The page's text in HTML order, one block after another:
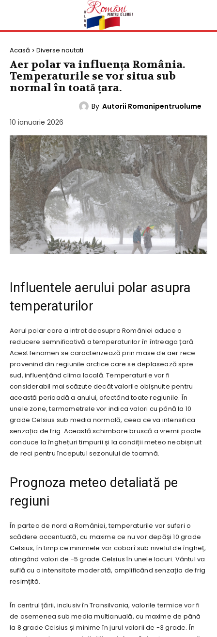
Acasă Diverse noutati
Aer polar va influența România.
Temperaturile se vor situa sub
normal în toată țara.
By Autorii Romanipentruolume
10 ianuarie 2026
Influentele aerului polar asupra
temperaturilor
Aerul polar care a intrat deasupra României aduce o
reducere semnificativă a temperaturilor în întreaga țară.
Acest fenomen se caracterizează prin mase de aer rece
provenind din regiunile arctice care se deplasează spre
sud, influențând clima locală. Temperaturile vor fi
considerabil mai scăzute decât valorile obișnuite pentru
această perioadă a anului, afectând toate regiunile. În
unele zone, termometrele vor indica valori cu până la 10
grade Celsius sub media normală, ceea ce va intensifica
senzația de frig. Această schimbare bruscă a vremii poate
conduce la înghețuri timpurii și la condiții meteo neobișnuit
de reci pentru începutul sezonului de toamnă.
Prognoza meteo detaliată pe
regiuni
În partea de nord a României, temperaturile vor suferi o
scădere accentuată, cu maxime ce nu vor depăși 10 grade
Celsius, în timp ce minimele vor coborî sub nivelul de îngheț,
atingând valori de -5 grade Celsius în unele locuri. Vântul va
suflă cu o intensitate moderată, amplificând senzația de frig
resimțită.
În centrul țării, inclusiv în Transilvania, valorile termice vor fi
de asemenea sub media multianuală, cu maxime de până
la 8 grade Celsius și minime în jurul valorii de -3 grade. În